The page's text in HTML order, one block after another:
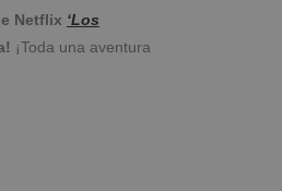
Netflix ‘Los
¡Toda una aventura